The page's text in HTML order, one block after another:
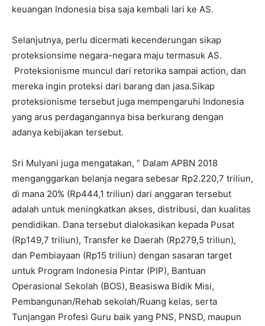
keuangan Indonesia bisa saja kembali lari ke AS.
Selanjutnya, perlu dicermati kecenderungan sikap
proteksionsime negara-negara maju termasuk AS.
Proteksionisme muncul dari retorika sampai action, dan
mereka ingin proteksi dari barang dan jasa.Sikap
proteksionisme tersebut juga mempengaruhi Indonesia
yang arus perdagangannya bisa berkurang dengan
adanya kebijakan tersebut.
Sri Mulyani juga mengatakan, ” Dalam APBN 2018
menganggarkan belanja negara sebesar Rp2.220,7 triliun,
di mana 20% (Rp444,1 triliun) dari anggaran tersebut
adalah untuk meningkatkan akses, distribusi, dan kualitas
pendidikan. Dana tersebut dialokasikan kepada Pusat
(Rp149,7 triliun), Transfer ke Daerah (Rp279,5 triliun),
dan Pembiayaan (Rp15 triliun) dengan sasaran target
untuk Program Indonesia Pintar (PIP), Bantuan
Operasional Sekolah (BOS), Beasiswa Bidik Misi,
Pembangunan/Rehab sekolah/Ruang kelas, serta
Tunjangan Profesi Guru baik yang PNS, PNSD, maupun